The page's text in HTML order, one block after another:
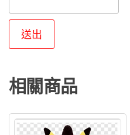
量
相關商品